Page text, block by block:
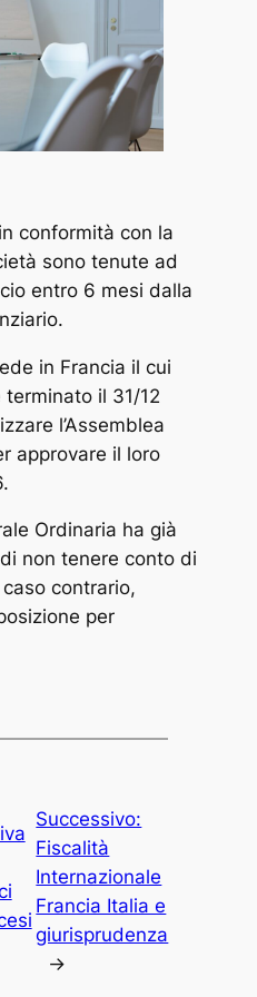
conformità con la
sono tenute ad
entro 6 mesi dalla
in Francia il cui
il 31/12
l’Assemblea
approvare il loro
Ordinaria ha già
non tenere conto di
contrario,
per
Successivo:
Fiscalità
Internazionale
Francia Italia e
giurisprudenza
→